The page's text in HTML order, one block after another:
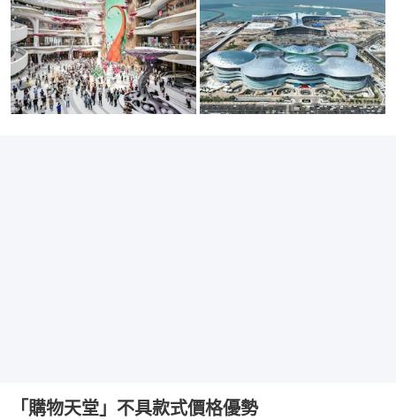
「購物天堂」不具款式價格優勢